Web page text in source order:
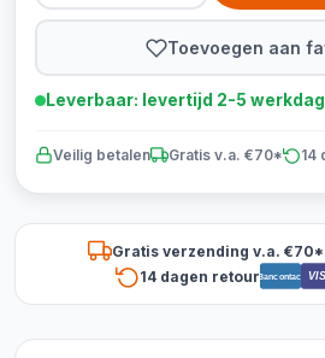
Toevoegen aan
Leverbaar: levertijd 2-5
Veilig betalen Gratis v.a. €70* 14
Gratis verzending v.a. €70*
14 dagen retourBancontact